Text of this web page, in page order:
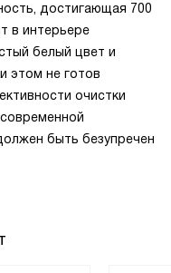
помощником на
достигающая 700
в интерьере
белый цвет и
этом не готов
очистки
быть безупречен